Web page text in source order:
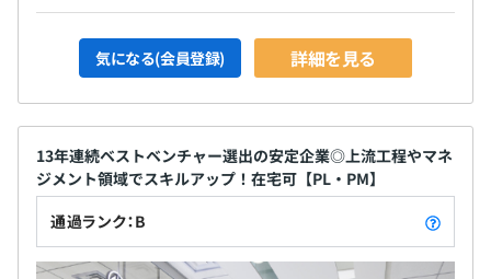
気になる(会員登録) 詳細を見る
13年連続ベストベンチャー選出の安定企業◎上流工程やマネ
ジメント領域でスキルアップ！在宅可【PL・PM】
通過ランク：B